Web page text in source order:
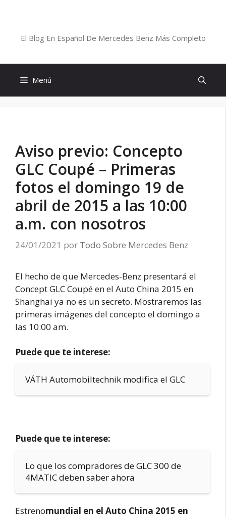
El Blog En Español De Mercedes Benz Más Completo
Menú
Aviso previo: Concepto
GLC Coupé – Primeras
fotos el domingo 19 de
abril de 2015 a las 10:00
a.m. con nosotros
24/01/2021 por Todo Sobre Mercedes Benz
El hecho de que Mercedes-Benz presentará el
Concept GLC Coupé en el Auto China 2015 en
Shanghai ya no es un secreto. Mostraremos las
primeras imágenes del concepto el domingo a
las 10:00 am.
Puede que te interese:
VÄTH Automobiltechnik modifica el GLC
Puede que te interese:
Lo que los compradores de GLC 300 de
4MATIC deben saber ahora
Estrenomundial en el Auto China 2015 en